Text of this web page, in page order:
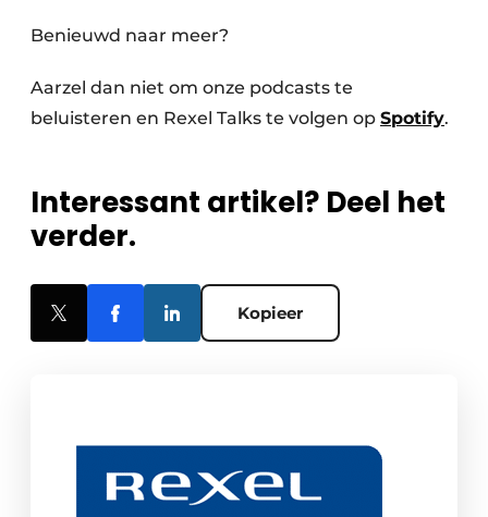
Benieuwd naar meer?
Aarzel dan niet om onze podcasts te
beluisteren en Rexel Talks te volgen op Spotify.
Interessant artikel? Deel het
verder.
Kopieer